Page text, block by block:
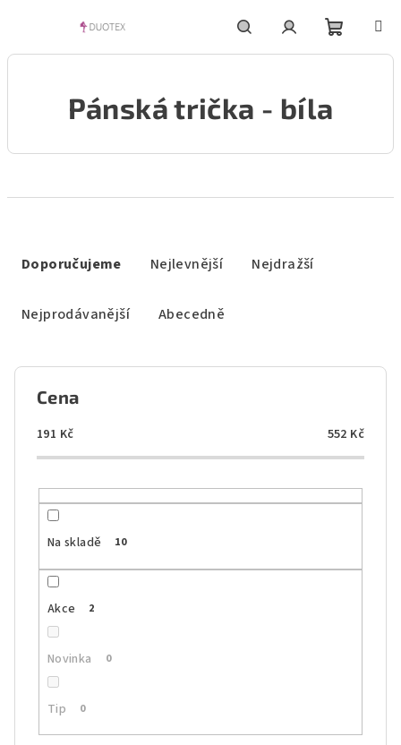
HledatPřihlášeníNákupní
Pánská trička - bíla
Doporučujeme Nejlevnější Nejdražší
Nejprodávanější Abecedně
Cena
191 Kč 552 Kč
Na skladě 10
Akce 2
Novinka 0
Tip 0